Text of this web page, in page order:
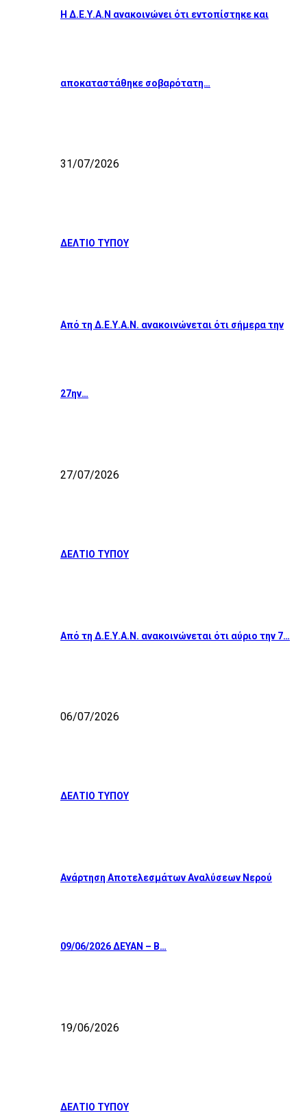
Η Δ.Ε.Υ.Α.Ν ανακοινώνει ότι εντοπίστηκε και
αποκαταστάθηκε σοβαρότατη…
31/07/2026
ΔΕΛΤΙΟ ΤΥΠΟΥ
Από τη Δ.Ε.Υ.Α.Ν. ανακοινώνεται ότι σήμερα την
27ην…
27/07/2026
ΔΕΛΤΙΟ ΤΥΠΟΥ
Από τη Δ.Ε.Υ.Α.Ν. ανακοινώνεται ότι αύριο την 7…
06/07/2026
ΔΕΛΤΙΟ ΤΥΠΟΥ
Ανάρτηση Αποτελεσμάτων Αναλύσεων Νερού
09/06/2026 ΔΕΥΑΝ – Β…
19/06/2026
ΔΕΛΤΙΟ ΤΥΠΟΥ